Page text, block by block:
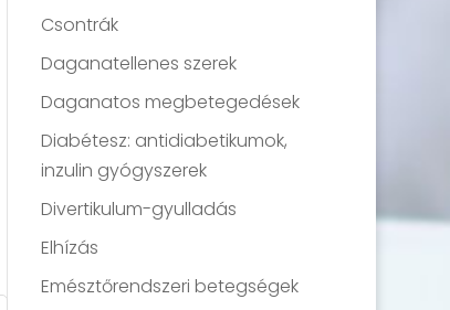
Csontrák
Daganatellenes szerek
Daganatos megbetegedések
Diabétesz: antidiabetikumok,
inzulin gyógyszerek
Divertikulum-gyulladás
Elhízás
Emésztőrendszeri betegségek